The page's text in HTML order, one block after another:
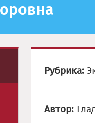
Рубрика:
Автор: